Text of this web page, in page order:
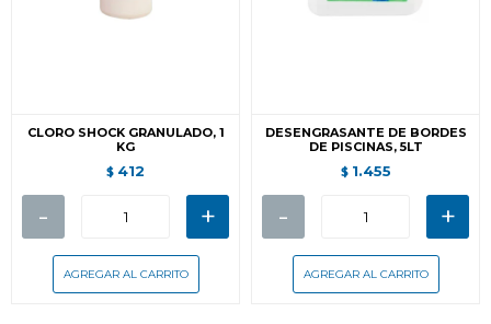
CLORO SHOCK GRANULADO, 1
KG
$ 412
- +
DESENGRASANTE DE BORDES
DE PISCINAS, 5LT
$ 1.455
- +